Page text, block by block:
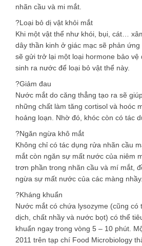
nhãn cầu và mi mắt.
?Loại bỏ dị vật khỏi mắt
Khi một vật thể như khói, bụi, cát…
dây thần kinh ở giác mạc sẽ phản
sẽ gửi trở lại một loại hormone bảo vệ
sinh ra nước để loại bỏ vật thể này.
?Giảm đau
Nước mắt do căng thẳng tạo ra sẽ
những chất làm tăng cortisol và hoóc
hoảng loạn. Nhờ đó, khóc còn có tác
?Ngăn ngừa khô mắt
Không chỉ có tác dụng rửa nhãn cầu
mắt còn ngăn sự mất nước của niêm
trơn phần trong nhãn cầu và mí mắt,
ngừa sự mất nước của các màng nhầy.
?Kháng khuẩn
Nước mắt có chứa lysozyme (cũng có
dịch, chất nhầy và nước bọt) có thể
khuẩn ngay trong vòng 5 – 10 phút.
2011 trên tạp chí Food Microbiology